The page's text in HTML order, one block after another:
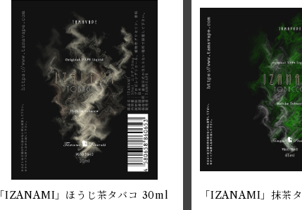
「IZANAMI」ほうじ茶タバコ 30ml
「IZANAMI」抹茶